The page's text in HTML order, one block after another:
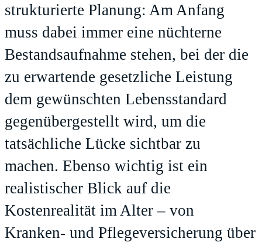
strukturierte Planung: Am Anfang
muss dabei immer eine nüchterne
Bestandsaufnahme stehen, bei der die
zu erwartende gesetzliche Leistung
dem gewünschten Lebensstandard
gegenübergestellt wird, um die
tatsächliche Lücke sichtbar zu
machen. Ebenso wichtig ist ein
realistischer Blick auf die
Kostenrealität im Alter – von
Kranken- und Pflegeversicherung über